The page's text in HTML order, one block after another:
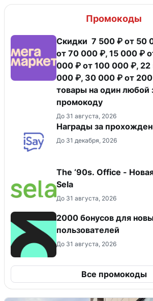
Промокоды
Скидки 7 500 ₽ от 50
от 70 000 ₽, 15 000 ₽
000 ₽ от 100 000 ₽, 22
000 ₽, 30 000 ₽ от 200
товары на один любой
промокоду
До 31 августа, 2026
Награды за
До 31 декабря, 2026
The ‘90s. Office -
Sela
До 31 августа, 2026
2000 бонусов для
пользователей
До 31 августа, 2026
Все промокоды